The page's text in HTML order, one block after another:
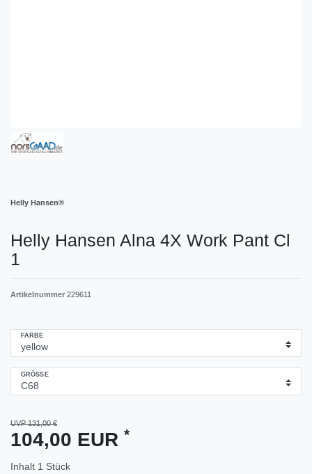
Helly Hansen®
Helly Hansen Alna 4X Work Pant Cl
1
Artikelnummer 229611
FARBE
GRÖSSE
UVP 131,00 €
104,00 EUR *
Inhalt 1 Stück